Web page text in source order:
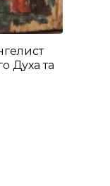
Духа та